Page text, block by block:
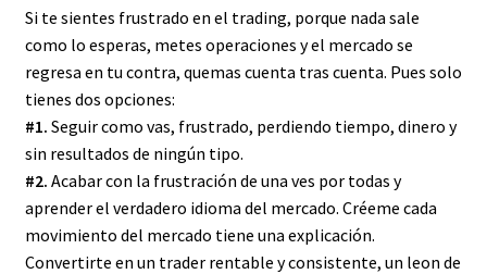
Si te sientes frustrado en el trading, porque nada sale
como lo esperas, metes operaciones y el mercado se
regresa en tu contra, quemas cuenta tras cuenta. Pues solo
tienes dos opciones:
#1. Seguir como vas, frustrado, perdiendo tiempo, dinero y
sin resultados de ningún tipo.
#2. Acabar con la frustración de una ves por todas y
aprender el verdadero idioma del mercado. Créeme cada
movimiento del mercado tiene una explicación.
Convertirte en un trader rentable y consistente, un leon de